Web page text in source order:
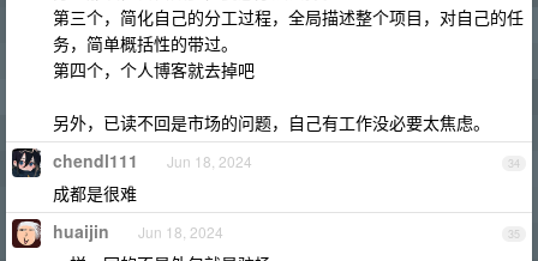
第三个，简化自己的分工过程，全局描述整个项目，对自己的任
务，简单概括性的带过。
第四个，个人博客就去掉吧
另外，已读不回是市场的问题，自己有工作没必要太焦虑。
34
chendl111 Jun 18, 2024
成都是很难
35
huaijin Jun 18, 2024